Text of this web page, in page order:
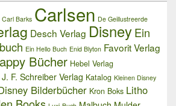
Carl Barks Carlsen De Geillustreerde
Desch Verlag DisneyEin
Ein Hello Buch Enid Blyton Favorit Verlag
Bücher Hebel Verlag
J. F. Schreiber Verlag Katalog Kleinen Disney
Bilderbücher Kron Boks Litho